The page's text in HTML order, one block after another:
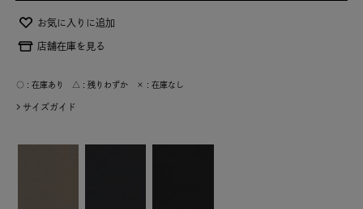
お気に入りに追加
店舗在庫を見る
○ : 在庫あり △ : 残りわずか × : 在庫なし
サイズガイド